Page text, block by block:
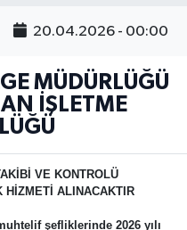
20.04.2026 - 00:00
MÜDÜRLÜĞÜ
İŞLETME
VE KONTROLÜ
HİZMETİ ALINACAKTIR
şefliklerinde 2026 yılı